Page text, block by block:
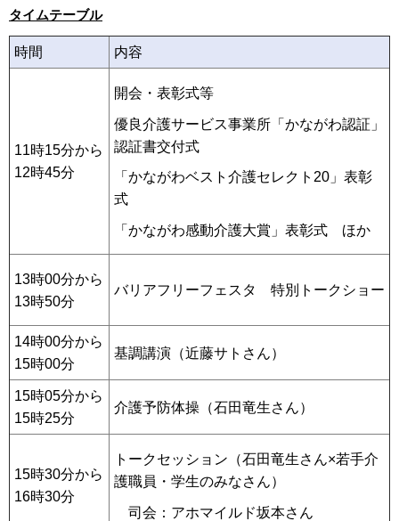
タイムテーブル
時間 内容
11時15分から
12時45分
開会・表彰式等
優良介護サービス事業所「かながわ認証」
認証書交付式
「かながわベスト介護セレクト20」表彰
式
「かながわ感動介護大賞」表彰式 ほか
13時00分から
13時50分
バリアフリーフェスタ 特別トークショー
14時00分から
15時00分
基調講演（近藤サトさん）
15時05分から
15時25分
介護予防体操（石田竜生さん）
15時30分から
16時30分
トークセッション（石田竜生さん×若手介
護職員・学生のみなさん）
司会：アホマイルド坂本さん